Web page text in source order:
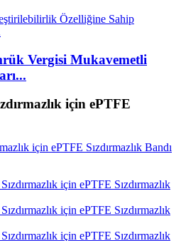
Vergisi Mukavemetli
için ePTFE